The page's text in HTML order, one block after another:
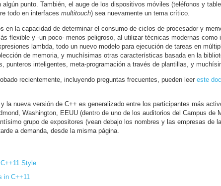
punto. También, el auge de los dispositivos móviles (teléfonos y
todo en interfaces multitouch) sea nuevamente un tema crítico.
la capacidad de determinar el consumo de ciclos de procesador y
flexible y -un poco- menos peligroso, al utilizar técnicas modernas como
lambda, todo un nuevo modelo para ejecución de tareas en
de memoria, y muchísimas otras características basada en la
punteros inteligentes, meta-programación a través de plantillas, y
recientemente, incluyendo preguntas frecuentes, pueden leer este
la nueva versión de C++ es generalizado entre los participantes más
Washington, EEUU (dentro de uno de los auditorios del Campus de
grupo de expositores (vean debajo los nombres y las empresas de
a demanda, desde la misma página.
C++11 Style
in C++11